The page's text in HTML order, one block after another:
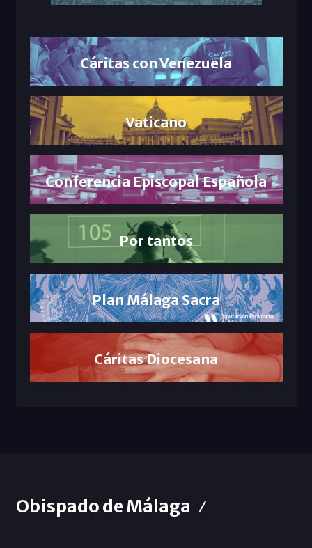
Cáritas con Venezuela
Vaticano
Conferencia Episcopal Española
Por tantos
Plan Málaga Sacra
Cáritas Diocesana
Obispado de Málaga